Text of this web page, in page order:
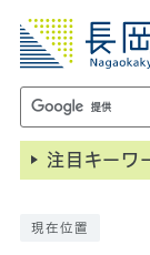
注目キーワ
現在位置